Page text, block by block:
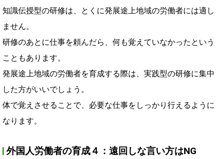
知識伝授型の研修は、とくに発展途上地域の労働者には適し
ません。
研修のあとに仕事を頼んだら、何も覚えていなかったという
こともあります。
発展途上地域の労働者を育成する際は、実践型の研修に集中
した方がいいでしょう。
体で覚えさせることで、必要な仕事をしっかり行えるように
なります。
外国人労働者の育成４：遠回しな言い方はNG